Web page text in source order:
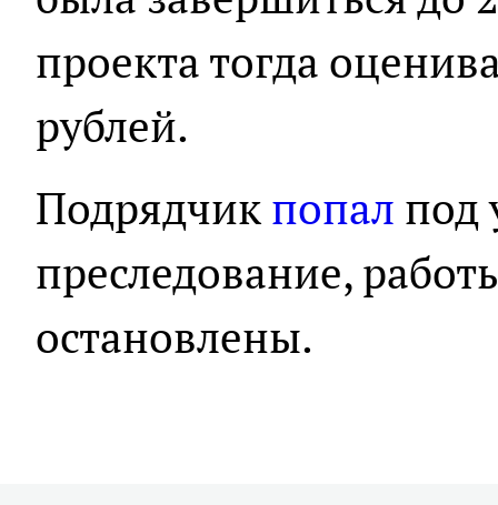
проекта тогда
рублей.
Подрядчикпопал под
преследование,
остановлены.